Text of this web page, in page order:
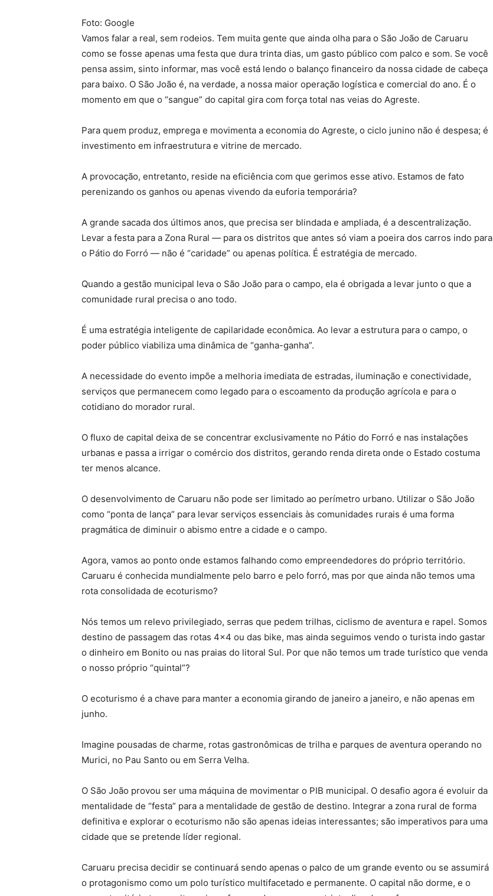
Foto: Google
Vamos falar a real, sem rodeios. Tem muita gente que ainda olha para o São João de Caruaru
como se fosse apenas uma festa que dura trinta dias, um gasto público com palco e som. Se você
pensa assim, sinto informar, mas você está lendo o balanço financeiro da nossa cidade de cabeça
para baixo. O São João é, na verdade, a nossa maior operação logística e comercial do ano. É o
momento em que o “sangue” do capital gira com força total nas veias do Agreste.
Para quem produz, emprega e movimenta a economia do Agreste, o ciclo junino não é despesa; é
investimento em infraestrutura e vitrine de mercado.
A provocação, entretanto, reside na eficiência com que gerimos esse ativo. Estamos de fato
perenizando os ganhos ou apenas vivendo da euforia temporária?
A grande sacada dos últimos anos, que precisa ser blindada e ampliada, é a descentralização.
Levar a festa para a Zona Rural — para os distritos que antes só viam a poeira dos carros indo para
o Pátio do Forró — não é “caridade” ou apenas política. É estratégia de mercado.
Quando a gestão municipal leva o São João para o campo, ela é obrigada a levar junto o que a
comunidade rural precisa o ano todo.
É uma estratégia inteligente de capilaridade econômica. Ao levar a estrutura para o campo, o
poder público viabiliza uma dinâmica de “ganha-ganha”.
A necessidade do evento impõe a melhoria imediata de estradas, iluminação e conectividade,
serviços que permanecem como legado para o escoamento da produção agrícola e para o
cotidiano do morador rural.
O fluxo de capital deixa de se concentrar exclusivamente no Pátio do Forró e nas instalações
urbanas e passa a irrigar o comércio dos distritos, gerando renda direta onde o Estado costuma
ter menos alcance.
O desenvolvimento de Caruaru não pode ser limitado ao perímetro urbano. Utilizar o São João
como “ponta de lança” para levar serviços essenciais às comunidades rurais é uma forma
pragmática de diminuir o abismo entre a cidade e o campo.
Agora, vamos ao ponto onde estamos falhando como empreendedores do próprio território.
Caruaru é conhecida mundialmente pelo barro e pelo forró, mas por que ainda não temos uma
rota consolidada de ecoturismo?
Nós temos um relevo privilegiado, serras que pedem trilhas, ciclismo de aventura e rapel. Somos
destino de passagem das rotas 4×4 ou das bike, mas ainda seguimos vendo o turista indo gastar
o dinheiro em Bonito ou nas praias do litoral Sul. Por que não temos um trade turístico que venda
o nosso próprio “quintal”?
O ecoturismo é a chave para manter a economia girando de janeiro a janeiro, e não apenas em
junho.
Imagine pousadas de charme, rotas gastronômicas de trilha e parques de aventura operando no
Murici, no Pau Santo ou em Serra Velha.
O São João provou ser uma máquina de movimentar o PIB municipal. O desafio agora é evoluir da
mentalidade de “festa” para a mentalidade de gestão de destino. Integrar a zona rural de forma
definitiva e explorar o ecoturismo não são apenas ideias interessantes; são imperativos para uma
cidade que se pretende líder regional.
Caruaru precisa decidir se continuará sendo apenas o palco de um grande evento ou se assumirá
o protagonismo como um polo turístico multifacetado e permanente. O capital não dorme, e o